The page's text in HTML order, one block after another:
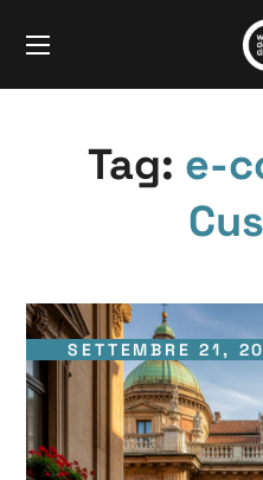
Tag: e-
SETTEMBRE 21,